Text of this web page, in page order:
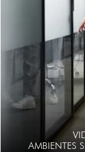
AMBIENTES